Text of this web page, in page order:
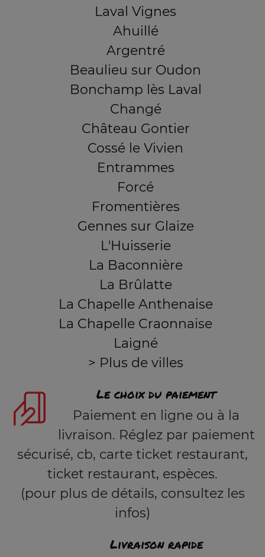
Laval Vignes
Ahuillé
Argentré
Beaulieu sur Oudon
Bonchamp lès Laval
Changé
Château Gontier
Cossé le Vivien
Entrammes
Forcé
Fromentières
Gennes sur Glaize
L'Huisserie
La Baconnière
La Brûlatte
La Chapelle Anthenaise
La Chapelle Craonnaise
Laigné
> Plus de villes
Le choix du paiement
Paiement en ligne ou à la
livraison. Réglez par paiement
sécurisé, cb, carte ticket restaurant,
ticket restaurant, espèces.
(pour plus de détails, consultez les
infos)
Livraison rapide